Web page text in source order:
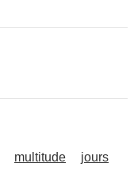
multitude
jours